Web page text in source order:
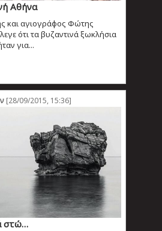
Αθήνα
και αγιογράφος Φώτης
ότι τα βυζαντινά ξωκλήσια
για...
[28/09/2015, 15:36]
στώ…